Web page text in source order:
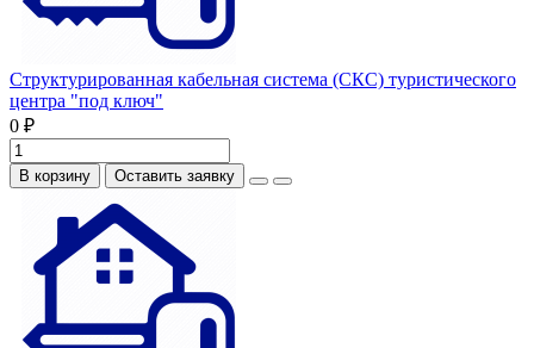
Структурированная кабельная система (СКС) туристического
центра "под ключ"
0 ₽
В корзину Оставить заявку